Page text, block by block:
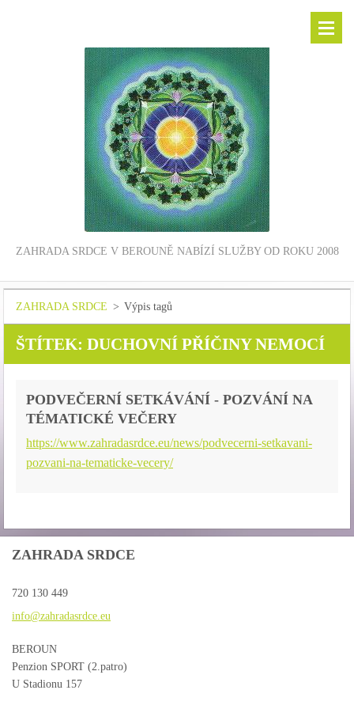
ZAHRADA SRDCE V BEROUNĚ NABÍZÍ SLUŽBY OD ROKU 2008
ZAHRADA SRDCE > Výpis tagů
ŠTÍTEK: DUCHOVNÍ PŘÍČINY NEMOCÍ
PODVEČERNÍ SETKÁVÁNÍ - POZVÁNÍ NA
TÉMATICKÉ VEČERY
https://www.zahradasrdce.eu/news/podvecerni-setkavani-
pozvani-na-tematicke-vecery/
ZAHRADA SRDCE
720 130 449
info@zahradasrdce.eu
BEROUN
Penzion SPORT (2.patro)
U Stadionu 157